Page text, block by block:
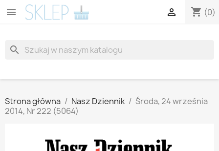
 shopping_cart (0)

search
Strona główna Nasz Dziennik
Środa, 24 września
2014, Nr 222 (5064)